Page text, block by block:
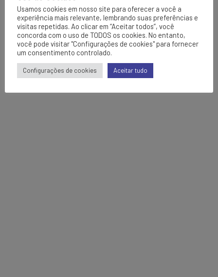
Usamos cookies em nosso site para oferecer a você a
experiência mais relevante, lembrando suas preferências e
visitas repetidas. Ao clicar em “Aceitar todos”, você
concorda com o uso de TODOS os cookies. No entanto,
você pode visitar "Configurações de cookies" para fornecer
um consentimento controlado.
Configurações de cookies Aceitar tudo